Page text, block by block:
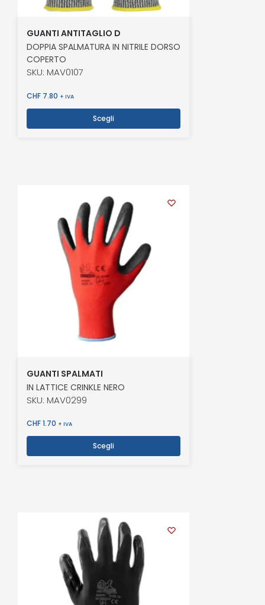
GUANTI ANTITAGLIO D
DOPPIA SPALMATURA IN NITRILE DORSO
COPERTO
SKU: MAV0107
CHF 7.80 + IVA
Scegli
GUANTI SPALMATI
IN LATTICE CRINKLE NERO
SKU: MAV0299
CHF1.70 + IVA
Scegli